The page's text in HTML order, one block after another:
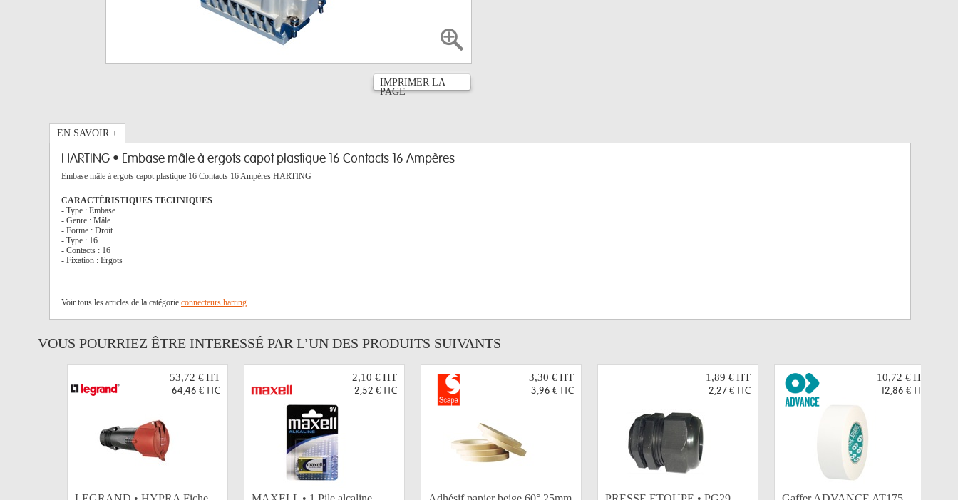
IMPRIMER LA
PAGE
EN SAVOIR +
HARTING • Embase mâle à ergots capot plastique 16 Contacts 16 Ampères
Embase mâle à ergots capot plastique 16 Contacts 16 Ampères HARTING
CARACTÉRISTIQUES TECHNIQUES
- Type : Embase
- Genre : Mâle
- Forme : Droit
- Type : 16
- Contacts : 16
- Fixation : Ergots
Voir tous les articles de la catégorie connecteurs harting
VOUS POURRIEZ ÊTRE INTERESSÉ PAR L’UN DES PRODUITS SUIVANTS
53,72 €HT
64,46 € TTC
2,10 €HT
2,52 € TTC
3,30 €HT
3,96 € TTC
1,89 €HT
2,27 € TTC
10,72 €HT
12,86 € TTC